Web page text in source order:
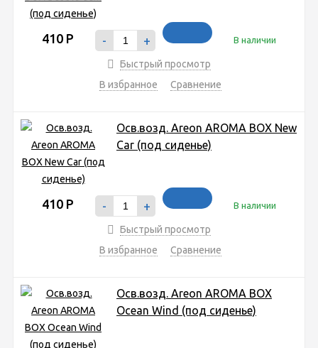
410 Р - + В наличии
Быстрый просмотр
В избранное
Сравнение
Осв.возд. Areon AROMA BOX New
Car (под сиденье)
410 Р - + В наличии
Быстрый просмотр
В избранное
Сравнение
Осв.возд. Areon AROMA BOX
Ocean Wind (под сиденье)